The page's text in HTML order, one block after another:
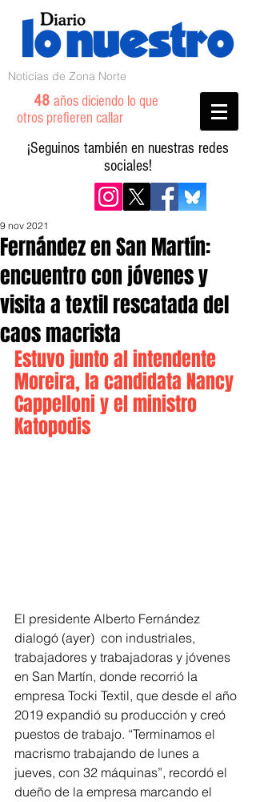
Noticias de Zona Norte
48 años diciendo lo que
otros prefieren callar
¡Seguinos también en nuestras redes
sociales!
Fernández en San Martín:
encuentro con jóvenes y
visita a textil rescatada del
caos macrista
9 nov 2021
Estuvo junto al intendente
Moreira, la candidata Nancy
Cappelloni y el ministro
Katopodis
El presidente Alberto Fernández
dialogó (ayer)  con industriales,
trabajadores y trabajadoras y jóvenes
en San Martín, donde recorrió la
empresa Tocki Textil, que desde el año
2019 expandió su producción y creó
puestos de trabajo. “Terminamos el
macrismo trabajando de lunes a
jueves, con 32 máquinas”, recordó el
dueño de la empresa marcando el